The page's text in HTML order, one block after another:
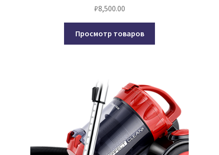
₽8,500.00
Просмотр товаров